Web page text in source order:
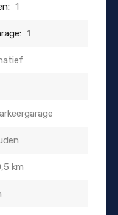
1
1
km